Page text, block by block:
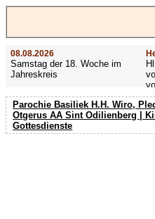
08.08.2026
Samstag der 18. Woche im
Jahreskreis
Parochie Basiliek H.H. Wiro,
Otgerus AA Sint Odilienberg |
Gottesdienste